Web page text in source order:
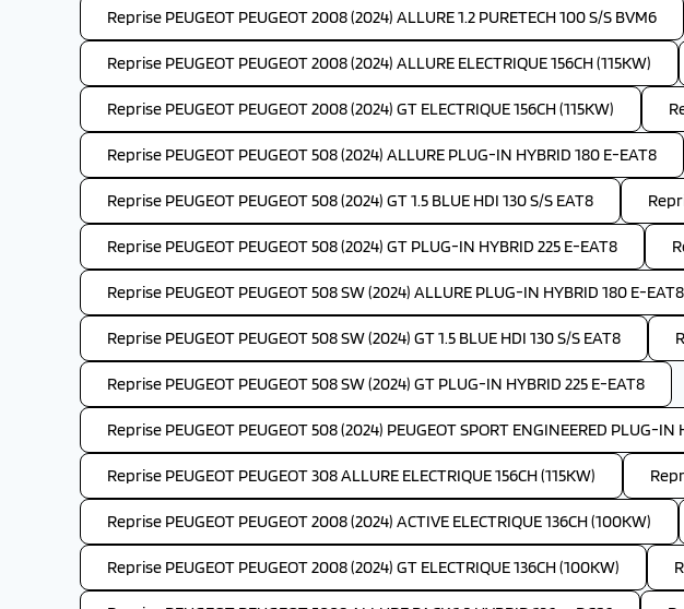
Reprise PEUGEOT PEUGEOT 2008 (2024) ALLURE 1.2 PURETECH 100 S/S BVM6
Reprise PEUGEOT PEUGEOT 2008 (2024) ALLURE ELECTRIQUE 156CH (115KW)
Reprise PEUGEOT PEUGEOT 2008 (2024) GT ELECTRIQUE 156CH (115KW)
Reprise PEUGEOT PEUGEOT 508 (2024) ALLURE PLUG-IN HYBRID 180 E-EAT8
Reprise PEUGEOT PEUGEOT 508 (2024) GT 1.5 BLUE HDI 130 S/S EAT8
Reprise PEUGEOT PEUGEOT 508 (2024) GT PLUG-IN HYBRID 225 E-EAT8
Reprise PEUGEOT PEUGEOT 508 SW (2024) ALLURE PLUG-IN HYBRID 180 E-EAT8
Reprise PEUGEOT PEUGEOT 508 SW (2024) GT 1.5 BLUE HDI 130 S/S EAT8
Reprise PEUGEOT PEUGEOT 508 SW (2024) GT PLUG-IN HYBRID 225 E-EAT8
Reprise PEUGEOT PEUGEOT 508 (2024) PEUGEOT SPORT ENGINEERED PLUG-
Reprise PEUGEOT PEUGEOT 308 ALLURE ELECTRIQUE 156CH (115KW)
Reprise PEUGEOT PEUGEOT 2008 (2024) ACTIVE ELECTRIQUE 136CH (100KW)
Reprise PEUGEOT PEUGEOT 2008 (2024) GT ELECTRIQUE 136CH (100KW)